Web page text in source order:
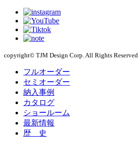
copyright© TJM Design Corp. All Rights Reserved.
フルオーダー
セミオーダー
納入事例
カタログ
ショールーム
最新情報
歴 史